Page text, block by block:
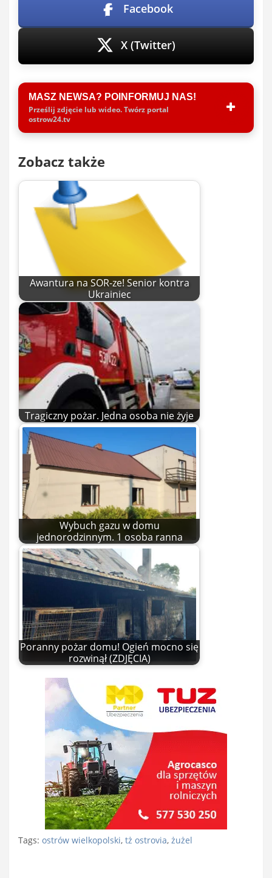
Facebook
X (Twitter)
MASZ NEWSA? POINFORMUJ NAS!
Prześlij zdjęcie lub wideo. Twórz portal
ostrow24.tv
Zobacz także
Awantura na SOR-ze! Senior kontra
Ukrainiec
Tragiczny pożar. Jedna osoba nie żyje
Wybuch gazu w domu
jednorodzinnym. 1 osoba ranna
Poranny pożar domu! Ogień mocno się
rozwinął (ZDJĘCIA)
Tags: ostrów wielkopolski, tż ostrovia, żużel